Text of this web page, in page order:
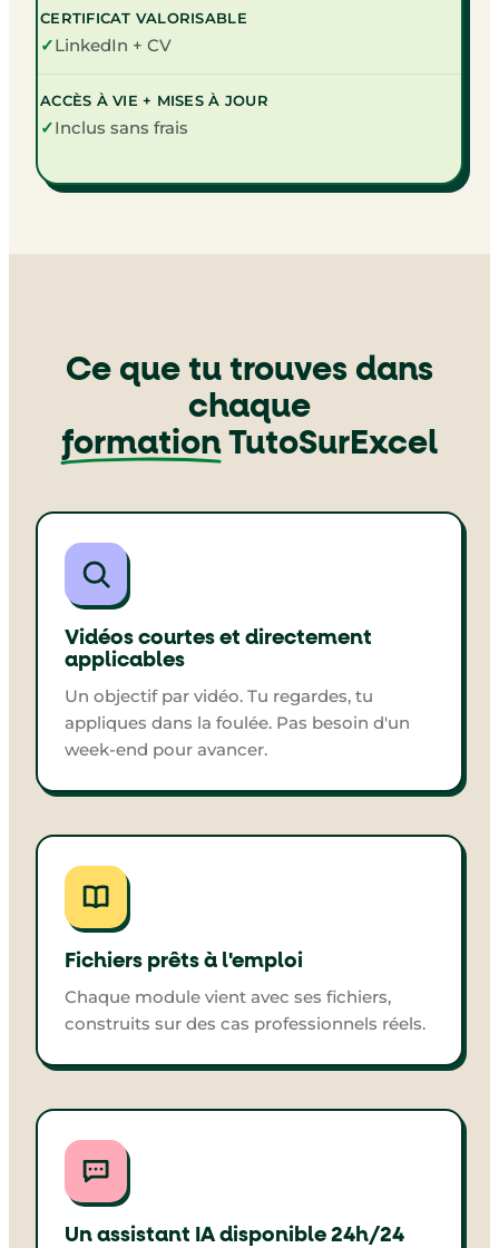
CERTIFICAT VALORISABLE
✓LinkedIn + CV
ACCÈS À VIE + MISES À JOUR
✓Inclus sans frais
Ce que tu trouves dans
chaque
formationTutoSurExcel
Vidéos courtes et directement
applicables
Un objectif par vidéo. Tu regardes, tu
appliques dans la foulée. Pas besoin d'un
week-end pour avancer.
Fichiers prêts à l'emploi
Chaque module vient avec ses fichiers,
construits sur des cas professionnels réels.
Un assistant IA disponible 24h/24